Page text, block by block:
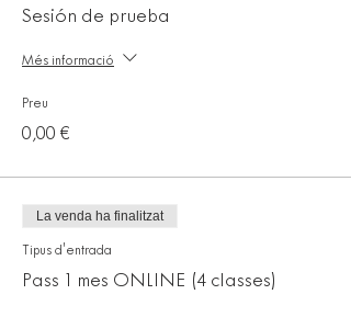
Sesión de prueba
Més informació
Preu
0,00 €
La venda ha finalitzat
Tipus d'entrada
Pass 1 mes ONLINE (4 classes)